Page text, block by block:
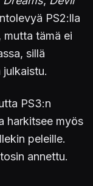
PS2:lla
tämä ei
sillä
PS3:n
harkitsee myös
peleille.
annettu.